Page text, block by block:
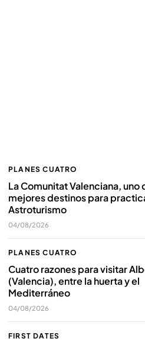
PLANES CUATRO
La Comunitat Valenciana, uno
mejores destinos para
Astroturismo
04/08/2026
PLANES CUATRO
Cuatro razones para visitar
(Valencia), entre la huerta y el
Mediterráneo
04/08/2026
FIRST DATES